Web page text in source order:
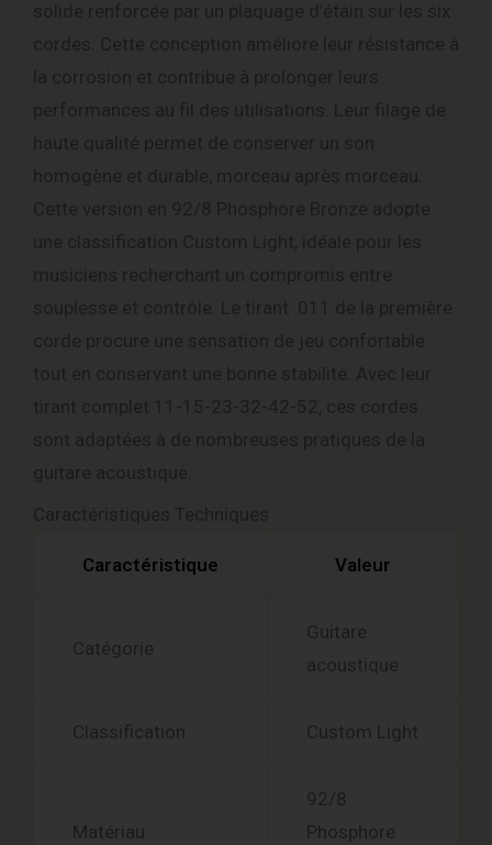
Caractéristique Valeur
Catégorie
Guitare
acoustique
Classification Custom Light
Matériau
92/8
Phosphore